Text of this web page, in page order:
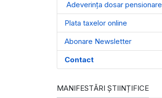
Adeverința dosar pensionare
Plata taxelor online
Abonare Newsletter
Contact
MANIFESTĂRI ȘTIINȚIFICE